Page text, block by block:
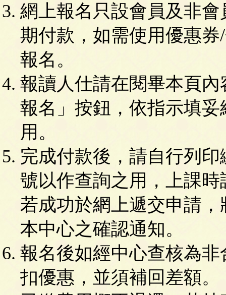
網上報名只設會員及非
期付款，如需使用優惠
報名。
報讀人仕請在閱畢本頁
報名」按鈕，依指示填
用。
完成付款後，請自行列
號以作查詢之用，上課
若成功於網上遞交申請
本中心之確認通知。
報名後如經中心查核為
扣優惠，並須補回差額。